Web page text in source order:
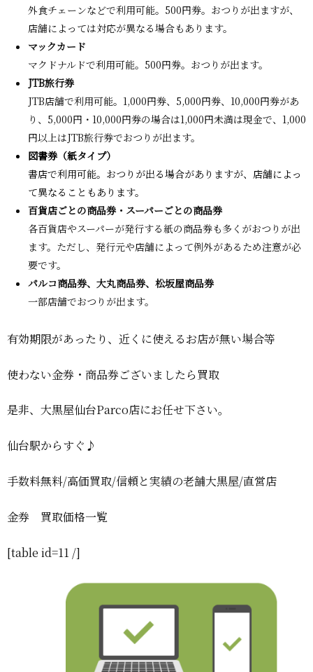
外食チェーンなどで利用可能。500円券。おつりが出ますが、
店舗によっては対応が異なる場合もあります。
マックカード
マクドナルドで利用可能。500円券。おつりが出ます。
JTB旅行券
JTB店舗で利用可能。1,000円券、5,000円券、10,000円券があ
り、5,000円・10,000円券の場合は1,000円未満は現金で、1,000
円以上はJTB旅行券でおつりが出ます。
図書券（紙タイプ）
書店で利用可能。おつりが出る場合がありますが、店舗によっ
て異なることもあります。
百貨店ごとの商品券・スーパーごとの商品券
各百貨店やスーパーが発行する紙の商品券も多くがおつりが出
ます。ただし、発行元や店舗によって例外があるため注意が必
要です。
パルコ商品券、大丸商品券、松坂屋商品券
一部店舗でおつりが出ます。
有効期限があったり、近くに使えるお店が無い場合等
使わない金券・商品券ございましたら買取
是非、大黒屋仙台Parco店にお任せ下さい。
仙台駅からすぐ♪
手数料無料/高価買取/信頼と実績の老舗大黒屋/直営店
金券 買取価格一覧
[table id=11 /]